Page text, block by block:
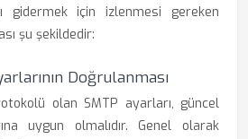
gidermek için izlenmesi gereken
şu şekildedir:
Doğrulanması
olan SMTP ayarları, güncel
uygun olmalıdır. Genel olarak